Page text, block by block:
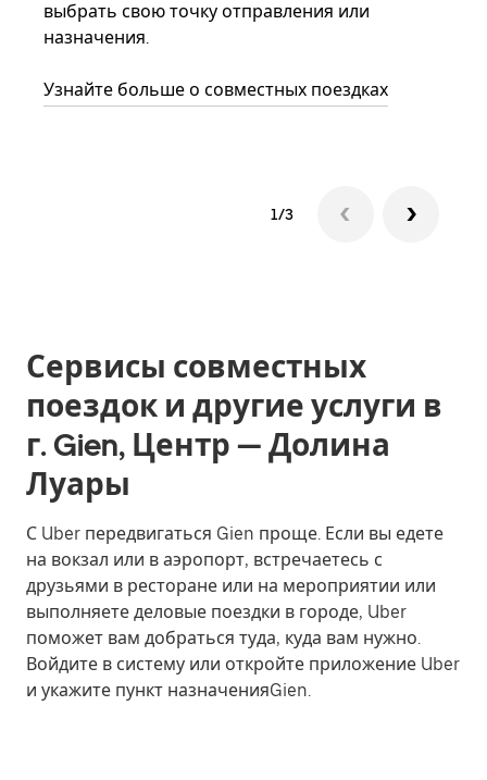
выбрать свою точку отправления или
назначения.
Узнайте больше о совместных поездках
1/3
Сервисы совместных
поездок и другие услуги в
г. Gien, Центр — Долина
Луары
С Uber передвигаться Gien проще. Если вы едете
на вокзал или в аэропорт, встречаетесь с
друзьями в ресторане или на мероприятии или
выполняете деловые поездки в городе, Uber
поможет вам добраться туда, куда вам нужно.
Войдите в систему или откройте приложение Uber
и укажите пункт назначенияGien.